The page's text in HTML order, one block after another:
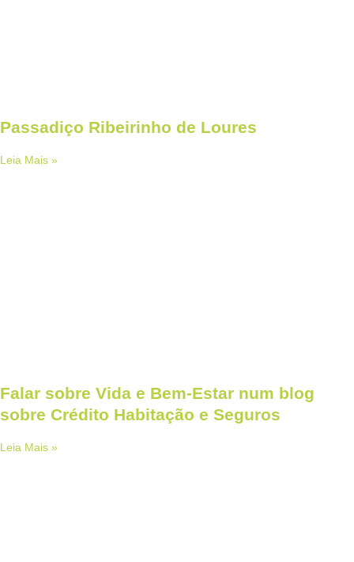
Passadiço Ribeirinho de Loures
Leia Mais »
Falar sobre Vida e Bem-Estar num blog
sobre Crédito Habitação e Seguros
Leia Mais »